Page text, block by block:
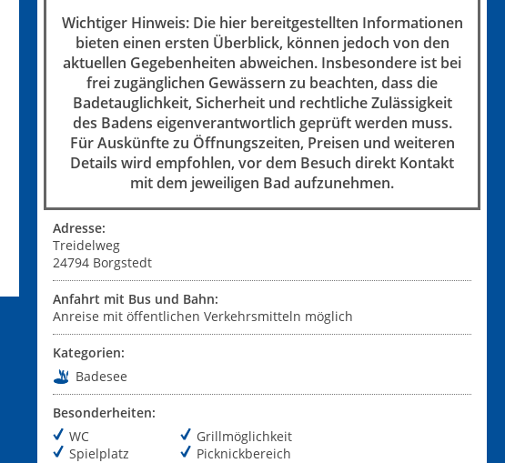
Wichtiger Hinweis: Die hier bereitgestellten Informationen
bieten einen ersten Überblick, können jedoch von den
aktuellen Gegebenheiten abweichen. Insbesondere ist bei
frei zugänglichen Gewässern zu beachten, dass die
Badetauglichkeit, Sicherheit und rechtliche Zulässigkeit
des Badens eigenverantwortlich geprüft werden muss.
Für Auskünfte zu Öffnungszeiten, Preisen und weiteren
Details wird empfohlen, vor dem Besuch direkt Kontakt
mit dem jeweiligen Bad aufzunehmen.
Adresse:
Treidelweg
24794 Borgstedt
Anfahrt mit Bus und Bahn:
Anreise mit öffentlichen Verkehrsmitteln möglich
Kategorien:
Badesee
Besonderheiten:
WC
Spielplatz
Grillmöglichkeit
Picknickbereich